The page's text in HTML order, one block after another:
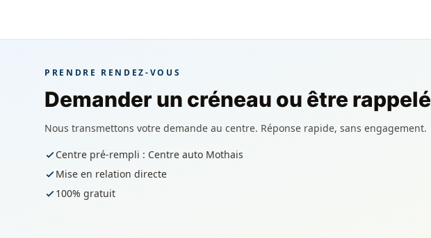
PRENDRE RENDEZ-VOUS
Demander un créneau ou être rappelé
Nous transmettons votre demande au centre. Réponse rapide, sans engagement.
Centre pré-rempli : Centre auto Mothais
Mise en relation directe
100% gratuit